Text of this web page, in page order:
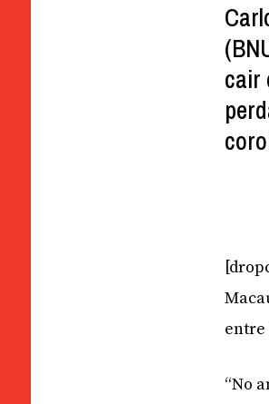
cair
entre
“No